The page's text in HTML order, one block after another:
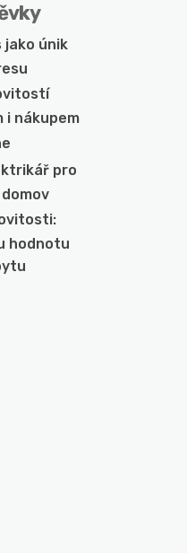
jako únik
i nákupem
pro
hodnotu